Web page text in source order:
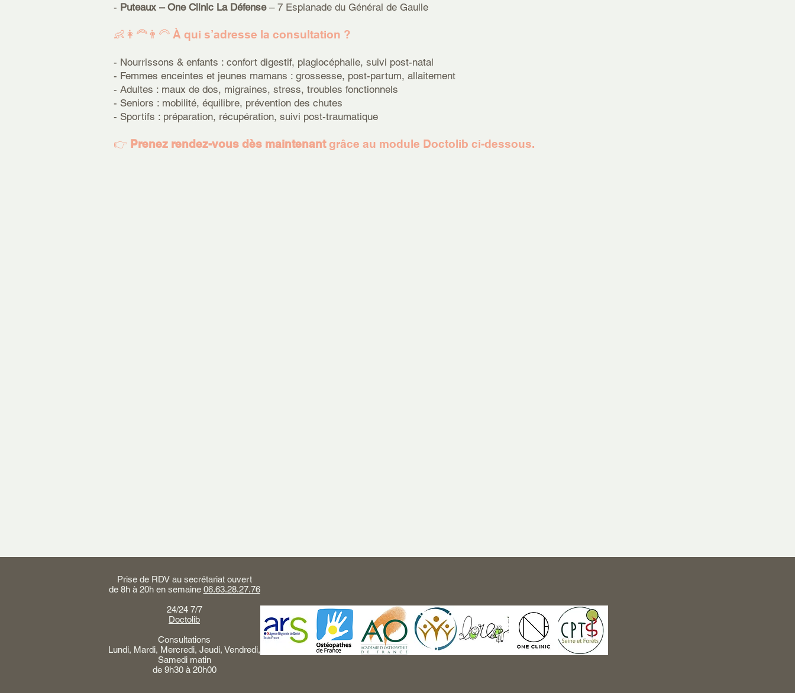
- Puteaux – One Clinic La Défense– 7 Esplanade du Général de Gaulle
👶👩‍🦰👨‍🦳 À qui s’adresse la consultation ?
- Nourrissons & enfants : confort digestif, plagiocéphalie, suivi post-natal
- Femmes enceintes et jeunes mamans : grossesse, post-partum, allaitement
- Adultes : maux de dos, migraines, stress, troubles fonctionnels
- Seniors : mobilité, équilibre, prévention des chutes
- Sportifs : préparation, récupération, suivi post-traumatique
👉 Prenez rendez-vous dès maintenantgrâce au module Doctolib ci-dessous.
Prise de RDV au secrétariat ouvert
de 8h à 20h en semaine 06.63.28.27.76
24/24 7/7
Doctolib
Consultations
Lundi, Mardi, Mercredi, Jeudi, Vendredi,
Samedi matin
de 9h30 à 20h00